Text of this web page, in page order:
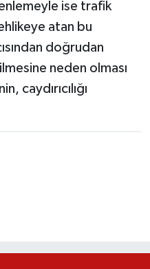
ise trafik
atan bu
doğrudan
neden olması
caydırıcılığı